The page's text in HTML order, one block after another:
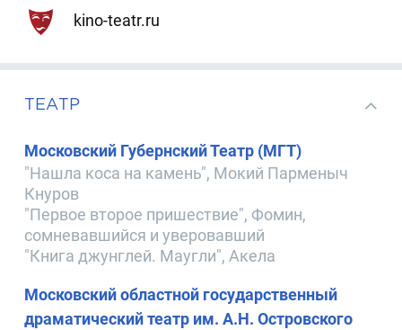
kino-teatr.ru
ТЕАТР
Московский Губернский Театр (МГТ)
"Нашла коса на камень", Мокий Парменыч
Кнуров
"Первое второе пришествие", Фомин,
сомневавшийся и уверовавший
"Книга джунглей. Маугли", Акела
Московский областной государственный
драматический театр им. А.Н. Островского